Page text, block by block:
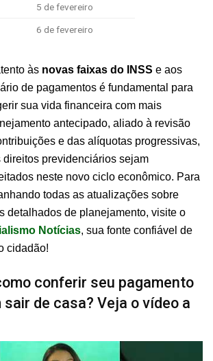
5 de fevereiro
6 de fevereiro
às novas faixas do INSS e aos
de pagamentos é fundamental para
sua vida financeira com mais
antecipado, aliado à revisão
e das alíquotas progressivas,
direitos previdenciários sejam
neste novo ciclo econômico. Para
todas as atualizações sobre
detalhados de planejamento, visite o
Notícias, sua fonte confiável de
cidadão!
conferir seu pagamento
sair de casa? Veja o vídeo a